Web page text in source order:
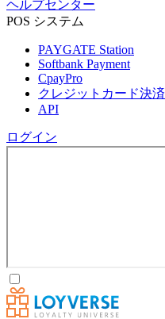
ヘルプセンター
POS システム
PAYGATE Station
Softbank Payment
CpayPro
クレジットカード決済
API
ログイン